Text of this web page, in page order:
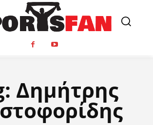
Δημήτρης